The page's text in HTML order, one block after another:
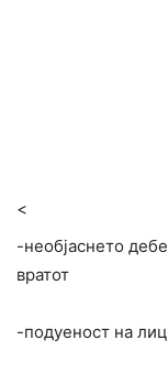
<
-необјаснето
вратот
-подуеност на